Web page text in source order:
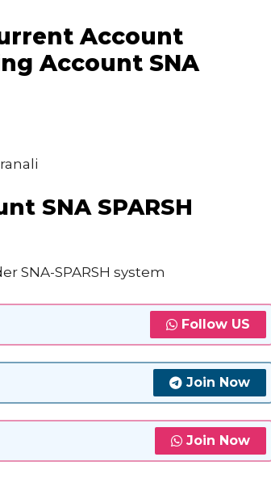
Current Account
Account SNA
SNA SPARSH
SNA-SPARSH system
Follow US
Join Now
Join Now